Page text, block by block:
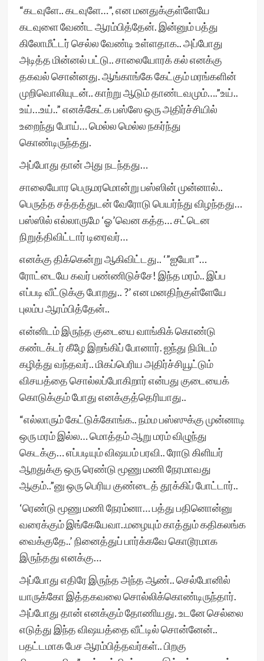
“கடவுளே.. கடவுளே…”, என மனதுக்குள்ளேயே
கடவுளை வேண்ட ஆரம்பித்தேன். இன்னும் பத்து
கிலோமீட்டர் செல்ல வேண்டி உள்ளதாக.. அப்போது
அடித்த மின்னல் பட்டு.. சாலையோரக் கல் எனக்கு
தகவல் சொன்னது. ஆங்காங்கே கேட்கும் மரங்களின்
முறிவொலியுடன்.. காற்று ஆடும் தாண்டவமும்….”உய்..
உய்…உய்..” எனக்கேட்க பஸ்ஸே ஒரு அதிர்ச்சியில்
உறைந்து போய்… மெல்ல மெல்ல நகர்ந்து
கொண்டிருந்தது.
அப்போது தான் அது நடந்தது…
சாலையோர பெருமரமொன்று பஸ்ஸின் முன்னால்..
பெருத்த சத்தத்துடன் வேரோடு பெயர்ந்து விழந்தது…
பஸ்ஸில் எல்லாருமே ‘ஓ’வென கத்த… சட்டென
நிறுத்திவிட்டார் டிரைவர்…
எனக்கு திக்கென்று ஆகிவிட்டது.. ‘”ஐயோ”…
ரோட்டையே கவர் பண்ணிடுச்சே! இந்த மரம்.. இப்ப
எப்படி வீட்டுக்கு போறது.. ?’ என மனதிற்குள்ளேயே
புலம்ப ஆரம்பித்தேன்..
என்னிடம் இருந்த குடையை வாங்கிக் கொண்டு
கண்டக்டர் கீழே இறங்கிப் போனார். ஐந்து நிமிடம்
கழித்து வந்தவர்.. மிகப்பெரிய அதிர்ச்சியூட்டும்
விசயத்தை சொல்லப்போகிறார் என்பது குடையைக்
கொடுக்கும் போது எனக்குத்தெரியாது..
“எல்லாரும் கேட்டுக்கோங்க.. நம்ம பஸ்ஸுக்கு முன்னாடி
ஒரு மரம் இல்ல… மொத்தம் ஆறு மரம் விழுந்து
கெடக்கு… எப்படியும் விஷயம் பரவி.. ரோடு கிளியர்
ஆறதுக்கு ஒரு ரெண்டு மூணு மணி நேரமாவது
ஆகும்..”னு ஒரு பெரிய குண்டைத் தூக்கிப் போட்டார்..
‘ரெண்டு மூணு மணி நேரம்னா… பத்து பதினொன்னு
வரைக்கும் இங்கேயேவா..மழையும் காத்தும் கதிகலங்க
வைக்குதே..’ நினைத்துப் பார்க்கவே கொடூரமாக
இருந்தது எனக்கு…
அப்போது எதிரே இருந்த அந்த ஆண்.. செல்போனில்
யாருக்கோ இத்தகவலை சொல்லிக்கொண்டிருந்தார்.
அப்போது தான் எனக்கும் தோணியது. உடனே செல்லை
எடுத்து இந்த விஷயத்தை வீட்டில் சொன்னேன்..
பதட்டமாக பேச ஆரம்பித்தவர்கள்.. பிறகு